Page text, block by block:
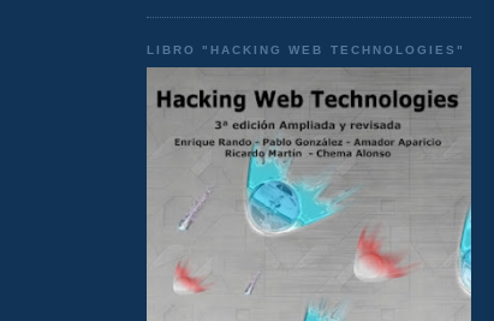
LIBRO "HACKING WEB TECHNOLOGIES"